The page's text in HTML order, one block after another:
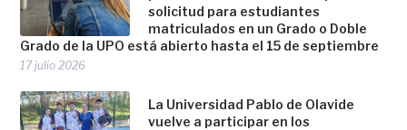
solicitud para estudiantes
matriculados en un Grado o Doble
Grado de la UPO está abierto hasta el 15 de septiembre
17 julio 2026
La Universidad Pablo de Olavide
vuelve a participar en los